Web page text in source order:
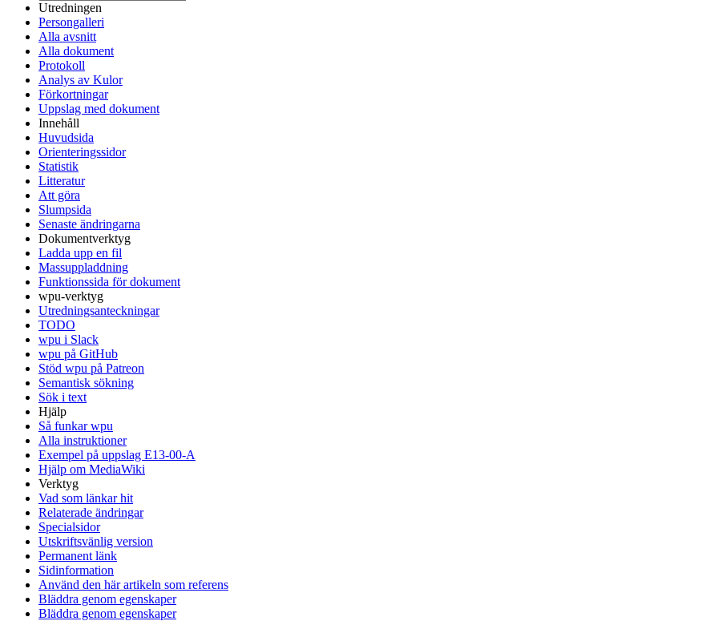
Utredningen
Persongalleri
Alla avsnitt
Alla dokument
Protokoll
Analys av Kulor
Förkortningar
Uppslag med dokument
Innehåll
Huvudsida
Orienteringssidor
Statistik
Litteratur
Att göra
Slumpsida
Senaste ändringarna
Dokumentverktyg
Ladda upp en fil
Massuppladdning
Funktionssida för dokument
wpu-verktyg
Utredningsanteckningar
TODO
wpu i Slack
wpu på GitHub
Stöd wpu på Patreon
Semantisk sökning
Sök i text
Hjälp
Så funkar wpu
Alla instruktioner
Exempel på uppslag E13-00-A
Hjälp om MediaWiki
Verktyg
Vad som länkar hit
Relaterade ändringar
Specialsidor
Utskriftsvänlig version
Permanent länk
Sidinformation
Använd den här artikeln som referens
Bläddra genom egenskaper
Bläddra genom egenskaper